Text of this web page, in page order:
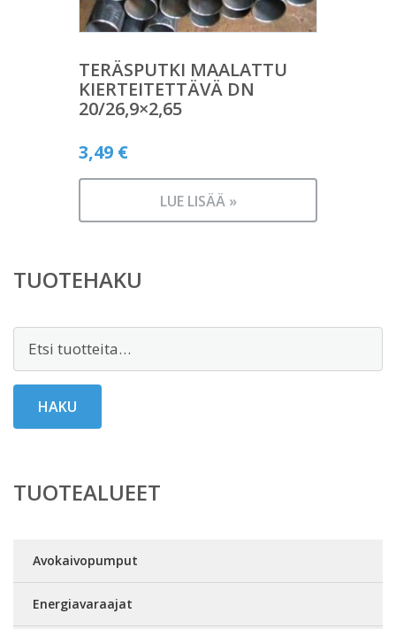
TERÄSPUTKI MAALATTU
KIERTEITETTÄVÄ DN
20/26,9×2,65
3,49 €
LUE LISÄÄ »
TUOTEHAKU
Etsi:
HAKU
TUOTEALUEET
Avokaivopumput
Energiavaraajat